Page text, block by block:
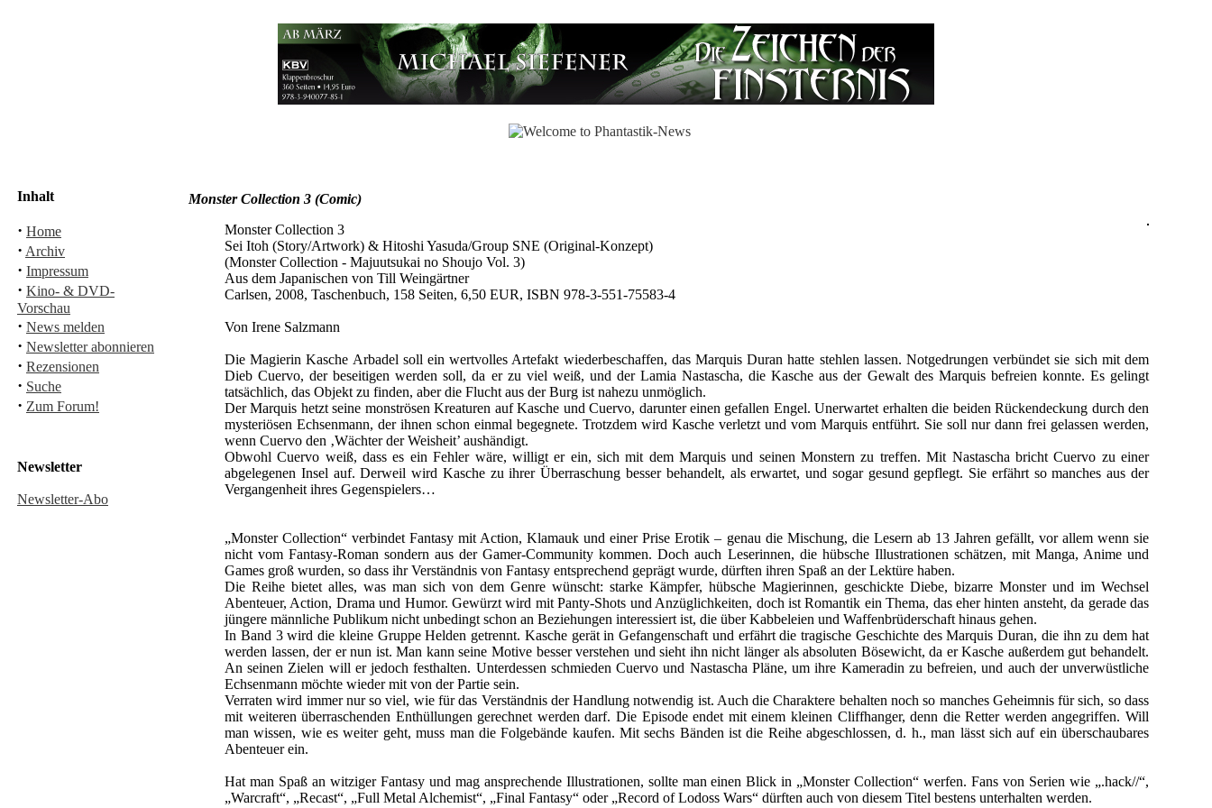
Inhalt
· Home
· Archiv
· Impressum
· Kino- & DVD-
Vorschau
· News melden
· Newsletter abonnieren
· Rezensionen
· Suche
· Zum Forum!
Newsletter
Newsletter-Abo
Monster Collection 3 (Comic)
Monster Collection 3
Sei Itoh (Story/Artwork) & Hitoshi Yasuda/Group SNE (Original-Konzept)
(Monster Collection - Majuutsukai no Shoujo Vol. 3)
Aus dem Japanischen von Till Weingärtner
Carlsen, 2008, Taschenbuch, 158 Seiten, 6,50 EUR, ISBN 978-3-551-75583-4
Von Irene Salzmann
Die Magierin Kasche Arbadel soll ein wertvolles Artefakt wiederbeschaffen, das Marquis Duran hatte stehlen lassen. Notgedrungen verbündet sie sich mit dem
Dieb Cuervo, der beseitigen werden soll, da er zu viel weiß, und der Lamia Nastascha, die Kasche aus der Gewalt des Marquis befreien konnte. Es gelingt
tatsächlich, das Objekt zu finden, aber die Flucht aus der Burg ist nahezu unmöglich.
Der Marquis hetzt seine monströsen Kreaturen auf Kasche und Cuervo, darunter einen gefallen Engel. Unerwartet erhalten die beiden Rückendeckung durch den
mysteriösen Echsenmann, der ihnen schon einmal begegnete. Trotzdem wird Kasche verletzt und vom Marquis entführt. Sie soll nur dann frei gelassen werden,
wenn Cuervo den ‚Wächter der Weisheit’ aushändigt.
Obwohl Cuervo weiß, dass es ein Fehler wäre, willigt er ein, sich mit dem Marquis und seinen Monstern zu treffen. Mit Nastascha bricht Cuervo zu einer
abgelegenen Insel auf. Derweil wird Kasche zu ihrer Überraschung besser behandelt, als erwartet, und sogar gesund gepflegt. Sie erfährt so manches aus der
Vergangenheit ihres Gegenspielers…
„Monster Collection“ verbindet Fantasy mit Action, Klamauk und einer Prise Erotik – genau die Mischung, die Lesern ab 13 Jahren gefällt, vor allem wenn sie
nicht vom Fantasy-Roman sondern aus der Gamer-Community kommen. Doch auch Leserinnen, die hübsche Illustrationen schätzen, mit Manga, Anime und
Games groß wurden, so dass ihr Verständnis von Fantasy entsprechend geprägt wurde, dürften ihren Spaß an der Lektüre haben.
Die Reihe bietet alles, was man sich von dem Genre wünscht: starke Kämpfer, hübsche Magierinnen, geschickte Diebe, bizarre Monster und im Wechsel
Abenteuer, Action, Drama und Humor. Gewürzt wird mit Panty-Shots und Anzüglichkeiten, doch ist Romantik ein Thema, das eher hinten ansteht, da gerade das
jüngere männliche Publikum nicht unbedingt schon an Beziehungen interessiert ist, die über Kabbeleien und Waffenbrüderschaft hinaus gehen.
In Band 3 wird die kleine Gruppe Helden getrennt. Kasche gerät in Gefangenschaft und erfährt die tragische Geschichte des Marquis Duran, die ihn zu dem hat
werden lassen, der er nun ist. Man kann seine Motive besser verstehen und sieht ihn nicht länger als absoluten Bösewicht, da er Kasche außerdem gut behandelt.
An seinen Zielen will er jedoch festhalten. Unterdessen schmieden Cuervo und Nastascha Pläne, um ihre Kameradin zu befreien, und auch der unverwüstliche
Echsenmann möchte wieder mit von der Partie sein.
Verraten wird immer nur so viel, wie für das Verständnis der Handlung notwendig ist. Auch die Charaktere behalten noch so manches Geheimnis für sich, so dass
mit weiteren überraschenden Enthüllungen gerechnet werden darf. Die Episode endet mit einem kleinen Cliffhanger, denn die Retter werden angegriffen. Will
man wissen, wie es weiter geht, muss man die Folgebände kaufen. Mit sechs Bänden ist die Reihe abgeschlossen, d. h., man lässt sich auf ein überschaubares
Abenteuer ein.
Hat man Spaß an witziger Fantasy und mag ansprechende Illustrationen, sollte man einen Blick in „Monster Collection“ werfen. Fans von Serien wie „.hack//“,
„Warcraft“, „Recast“, „Full Metal Alchemist“, „Final Fantasy“ oder „Record of Lodoss Wars“ dürften auch von diesem Titel bestens unterhalten werden.